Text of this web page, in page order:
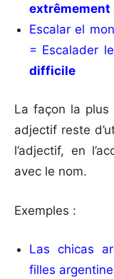
extrêmement
Escalar el
= Escalader
difficile
La façon la plus
adjectif reste
l’adjectif, en
avec le nom.
Exemples :
Las chicas
filles